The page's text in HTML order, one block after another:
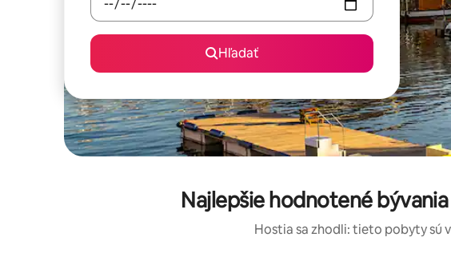
Hľadať
Najlepšie hodnotené
Hostia sa zhodli: tieto pobyty sú